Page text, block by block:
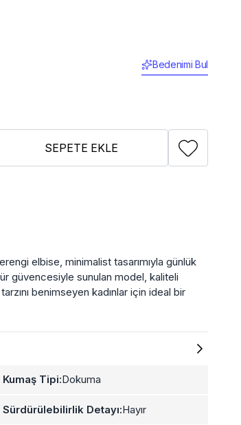
Bedenimi Bul
SEPETE EKLE
elbise, minimalist tasarımıyla günlük
güvencesiyle sunulan model, kaliteli
benimseyen kadınlar için ideal bir
Kumaş Tipi:Dokuma
Sürdürülebilirlik Detayı:Hayır